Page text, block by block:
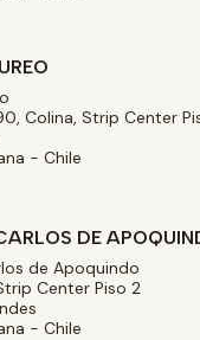
Colina, Strip Center
- Chile
DE
de Apoquindo
Center Piso 2
- Chile